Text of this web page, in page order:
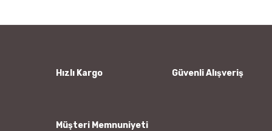
Ürün bilgilerinde hatalar bulunuyor.
Hızlı Kargo Güvenli Alışveriş
Müşteri Memnuniyeti